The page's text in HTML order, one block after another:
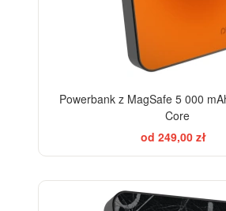
Powerbank z MagSafe 5 000
Core
od 249,00 zł